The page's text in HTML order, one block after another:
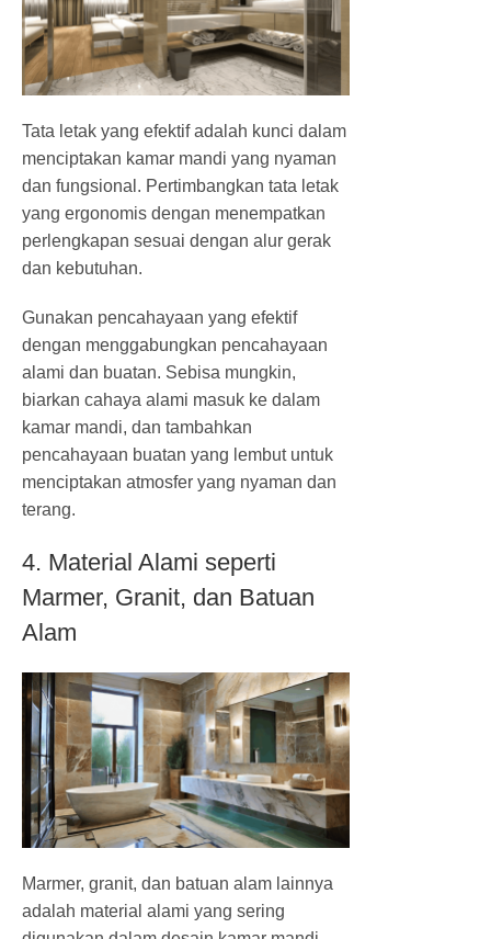
Tata letak yang efektif adalah kunci dalam
menciptakan kamar mandi yang nyaman
dan fungsional. Pertimbangkan tata letak
yang ergonomis dengan menempatkan
perlengkapan sesuai dengan alur gerak
dan kebutuhan.
Gunakan pencahayaan yang efektif
dengan menggabungkan pencahayaan
alami dan buatan. Sebisa mungkin,
biarkan cahaya alami masuk ke dalam
kamar mandi, dan tambahkan
pencahayaan buatan yang lembut untuk
menciptakan atmosfer yang nyaman dan
terang.
4. Material Alami seperti
Marmer, Granit, dan Batuan
Alam
Marmer, granit, dan batuan alam lainnya
adalah material alami yang sering